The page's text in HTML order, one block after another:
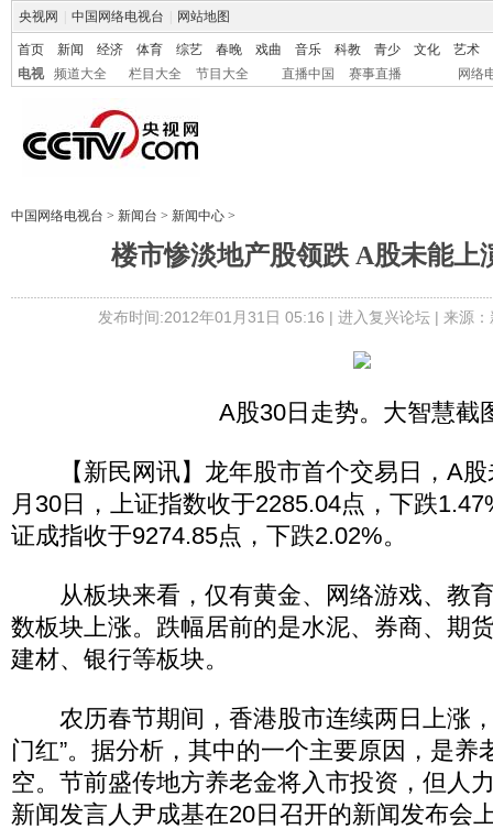
央视网 中国网络电视台 网站地图
首页 新闻 经济 体育 综艺 春晚 戏曲 音乐 科教 青少 文化
艺术
电视
频道大全 栏目大全 节目大全 直播中国 赛事直播 网络
中国网络电视台 > 新闻台 > 新闻中心 >
楼市惨淡地产股领跌 A股未能上
发布时间:2012年01月31日 05:16 | 进入复兴论坛| 来源
A股30日走势。大智慧截
【新民网讯】龙年股市首个交易日，A股
月30日，上证指数收于2285.04点，下跌
证成指收于9274.85点，下跌2.02%。
从板块来看，仅有黄金、网络游戏、教
数板块上涨。跌幅居前的是水泥、券商、期
建材、银行等板块。
农历春节期间，香港股市连续两日上涨，
门红”。据分析，其中的一个主要原因，是养
空。节前盛传地方养老金将入市投资，但人
新闻发言人尹成基在20日召开的新闻发布会